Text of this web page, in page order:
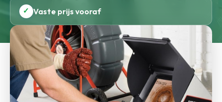
✓ Vaste prijs vooraf